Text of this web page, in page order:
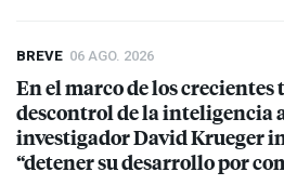
BREVE 06 AGO. 2026
En el marco de los crecientes
descontrol de la inteligencia
investigador David Krueger
“detener su desarrollo por